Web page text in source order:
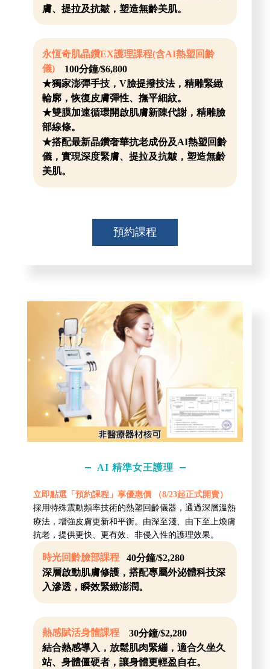
膚、提拉及抗皺，塑造無齡美肌。
永恆奇肌晶鑽EX護理課程(含AI熱塑回齡
儀) 100分鐘/$6,800
★獨家澎彈手技，V臉提撥技法，精雕緊緻
輪廓，恢復皮膚彈性、撫平細紋。
★雙膜加速循環開啟肌膚新陳代謝，精雕臉
部線條。
★搭配最新晶鑽奢華抗老成份及AI熱塑回齡
儀，實現深度緊膚、提拉及抗皺，塑造無齡
美肌。
預約課程
AI 精準女王護理
立即點選「預約課程」享優惠價 （8/23起正式開賣）
採用特殊震動頻率技術的熱塑回齡儀器，通過深層溫熱
療法，增強皮膚更新和平衡。由深至淺、由下至上煥膚
抗老，提供更快、更有效、非侵入性的護理效果。
時光回齡臉部課程 40分鐘/$2,280
深層啟動肌膚修護，搭配專屬外泌體科技深
入滲透，瞬效緊緻澎潤。
熱感賦活身體課程 30分鐘/$2,280
結合熱感導入，放鬆肌肉緊繃，適合久坐久
站、身體僵硬者，讓身體更輕盈自在。